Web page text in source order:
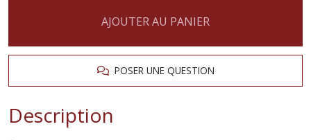
AJOUTER AU PANIER
POSER UNE QUESTION
Description